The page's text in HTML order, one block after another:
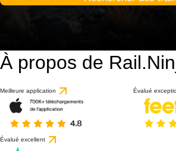
À propos de
Meilleure application Évalué
Évalué excellent